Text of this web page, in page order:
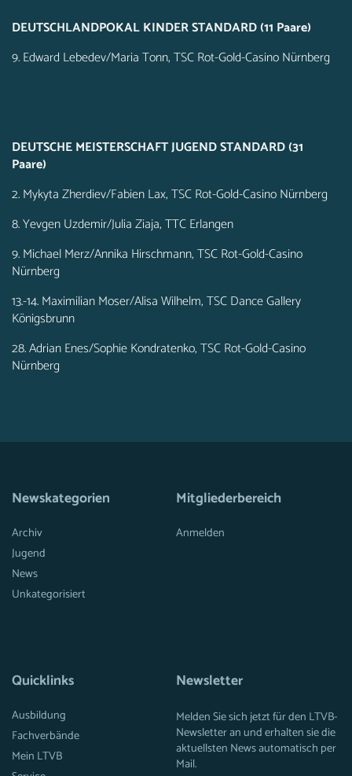
DEUTSCHLANDPOKAL KINDER STANDARD (11 Paare)
9. Edward Lebedev/Maria Tonn, TSC Rot-Gold-Casino Nürnberg
DEUTSCHE MEISTERSCHAFT JUGEND STANDARD (31
Paare)
2. Mykyta Zherdiev/Fabien Lax, TSC Rot-Gold-Casino Nürnberg
8. Yevgen Uzdemir/Julia Ziaja, TTC Erlangen
9. Michael Merz/Annika Hirschmann, TSC Rot-Gold-Casino
Nürnberg
13.-14. Maximilian Moser/Alisa Wilhelm, TSC Dance Gallery
Königsbrunn
28. Adrian Enes/Sophie Kondratenko, TSC Rot-Gold-Casino
Nürnberg
Newskategorien
Archiv
Jugend
News
Unkategorisiert
Mitgliederbereich
Anmelden
Quicklinks
Ausbildung
Fachverbände
Mein LTVB
Newsletter
Melden Sie sich jetzt für den LTVB-
Newsletter an und erhalten sie die
aktuellsten News automatisch per
Mail.